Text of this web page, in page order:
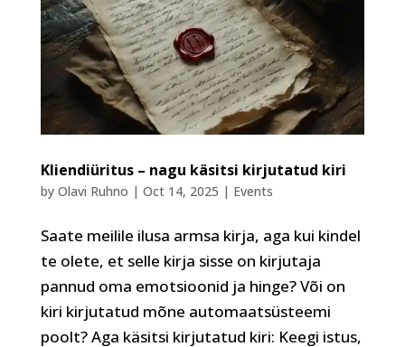
Kliendiüritus – nagu käsitsi kirjutatud kiri
by Olavi Ruhno | Oct 14, 2025 | Events
Saate meilile ilusa armsa kirja, aga kui kindel
te olete, et selle kirja sisse on kirjutaja
pannud oma emotsioonid ja hinge? Või on
kiri kirjutatud mõne automaatsüsteemi
poolt? Aga käsitsi kirjutatud kiri: Keegi istus,